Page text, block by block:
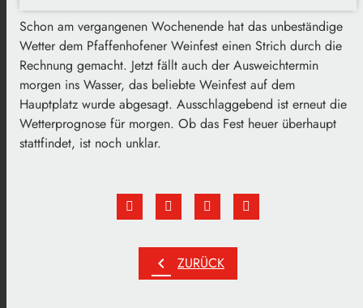
Schon am vergangenen Wochenende hat das unbeständige
Wetter dem Pfaffenhofener Weinfest einen Strich durch die
Rechnung gemacht. Jetzt fällt auch der Ausweichtermin
morgen ins Wasser, das beliebte Weinfest auf dem
Hauptplatz wurde abgesagt. Ausschlaggebend ist erneut die
Wetterprognose für morgen. Ob das Fest heuer überhaupt
stattfindet, ist noch unklar.
chevron_left ZURÜCK